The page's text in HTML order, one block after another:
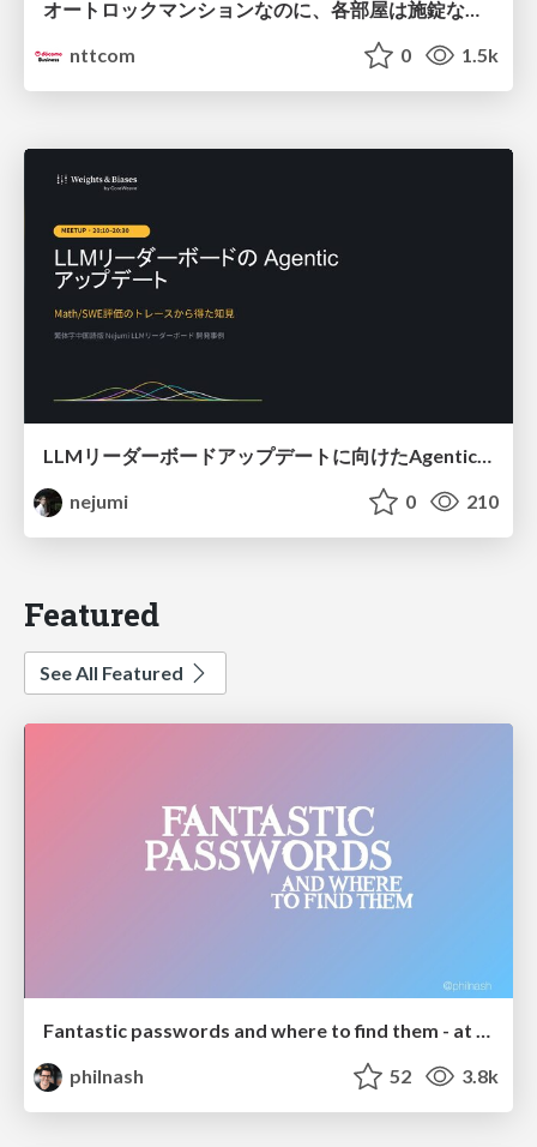
nttcom
0 1.5k
LLMリーダーボードアップデートに向けたAgentic Math_SWEのトレースについて
nejumi
0 210
Featured
See All Featured
Fantastic passwords and where to find them - at NoRuKo
philnash
52 3.8k